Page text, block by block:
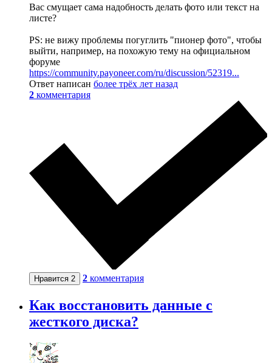
Вас смущает сама надобность делать фото или текст на
листе?
PS: не вижу проблемы погуглить "пионер фото", чтобы
выйти, например, на похожую тему на официальном
форуме
https://community.payoneer.com/ru/discussion/52319...
Ответ написан более трёх лет назад
2 комментария
Нравится 2 2 комментария
Как восстановить данные с
жесткого диска?